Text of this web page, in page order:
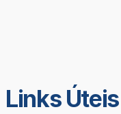
Links Úteis